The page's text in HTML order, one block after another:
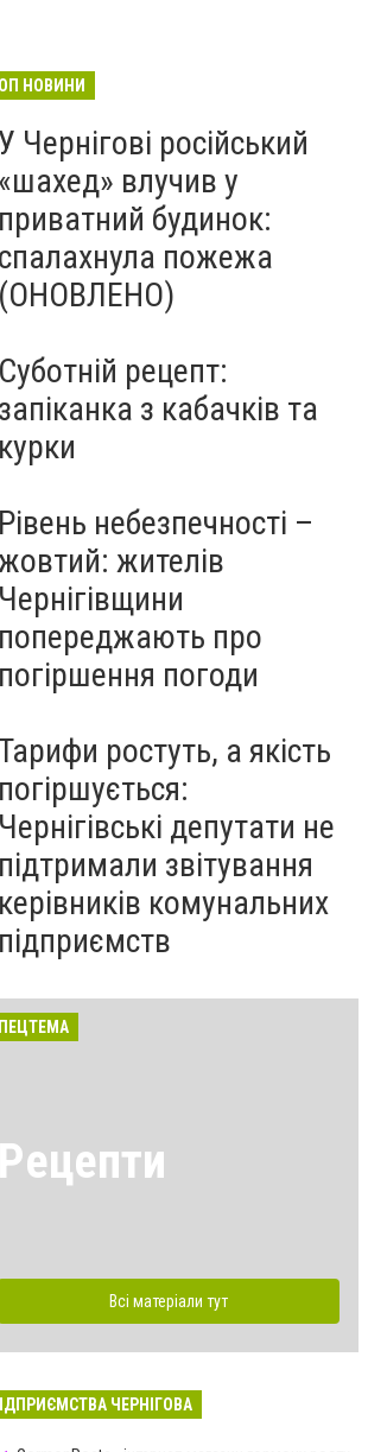
НОВИНИ
У Чернігові російський
«шахед» влучив у
приватний будинок:
спалахнула пожежа
(ОНОВЛЕНО)
Суботній рецепт:
запіканка з кабачків та
курки
Рівень небезпечності –
жителів
Чернігівщини
попереджають про
погіршення погоди
Тарифи ростуть, а якість
погіршується:
Чернігівські депутати не
підтримали звітування
керівників комунальних
підприємств
Рецепти
Всі матеріали тут
ЧЕРНІГОВА